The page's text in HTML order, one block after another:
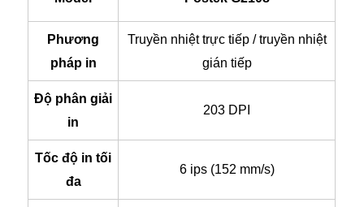
Phương
pháp in
Truyền nhiệt trực tiếp / truyền nhiệt
gián tiếp
Độ phân giải
in
203 DPI
Tốc độ in tối
đa
6 ips (152 mm/s)